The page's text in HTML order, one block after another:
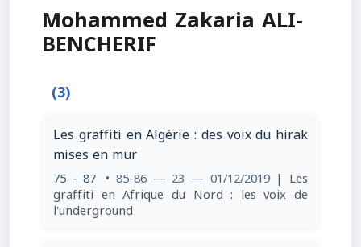
Mohammed Zakaria ALI-
BENCHERIF
(3)
Les graffiti en Algérie : des voix du hirak
mises en mur
75 - 87 • 85-86 — 23 — 01/12/2019 | Les
graffiti en Afrique du Nord : les voix de
l'underground